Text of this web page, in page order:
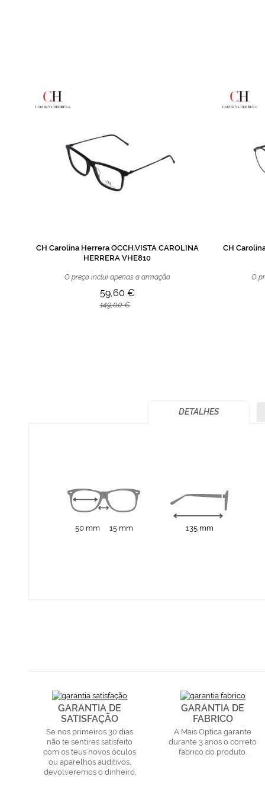
CH Carolina Herrera OCCH.VISTA CAROLINA
HERRERA VHE810
O preço inclui apenas a armação
59,60 €
149,00 €
CH
O
DETALHES
50 mm 15 mm 135 mm
GARANTIA DE
SATISFAÇÃO
Se nos primeiros 30 dias
não te sentires satisfeito
com os teus novos óculos
ou aparelhos auditivos,
devolveremos o dinheiro.
GARANTIA DE
FABRICO
A Mais Optica garante
durante 3 anos o correto
fabrico do produto.